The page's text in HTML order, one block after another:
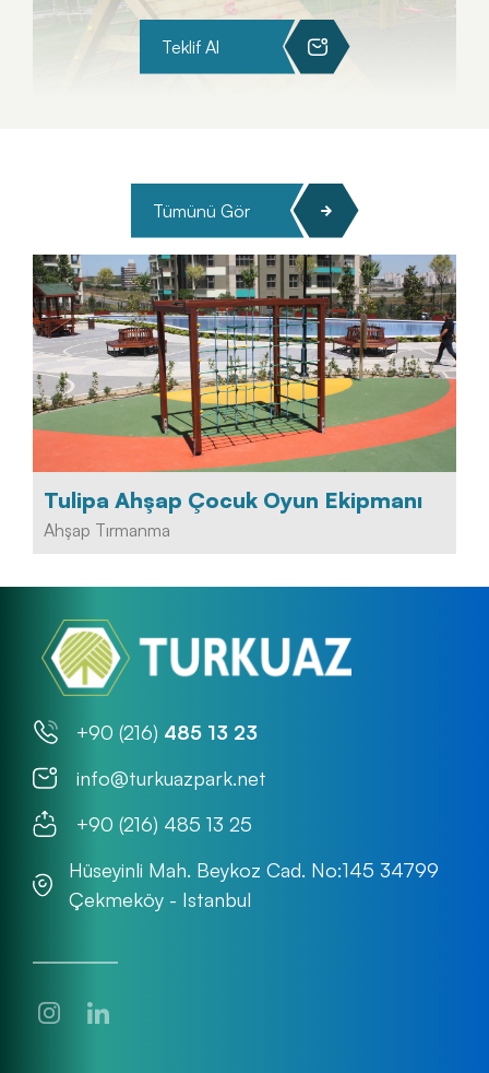
Teklif Al
Tümünü Gör
Tulipa Ahşap Çocuk Oyun Ekipmanı
Ahşap Tırmanma
+90 (216) 485 13 23
info@turkuazpark.net
+90 (216) 485 13 25
Hüseyinli Mah. Beykoz Cad. No:145 34799
Çekmeköy - Istanbul